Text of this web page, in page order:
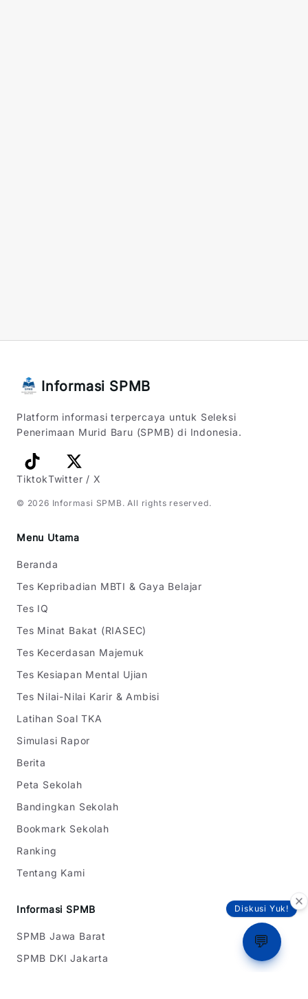
Diskusi Yuk!
💬
Informasi SPMB
Platform informasi terpercaya untuk Seleksi
Penerimaan Murid Baru (SPMB) di Indonesia.
TiktokTwitter / X
© 2026 Informasi SPMB . All rights reserved.
Menu Utama
Beranda
Tes Kepribadian MBTI & Gaya Belajar
Tes IQ
Tes Minat Bakat (RIASEC)
Tes Kecerdasan Majemuk
Tes Kesiapan Mental Ujian
Tes Nilai-Nilai Karir & Ambisi
Latihan Soal TKA
Simulasi Rapor
Berita
Peta Sekolah
Bandingkan Sekolah
Bookmark Sekolah
Ranking
Tentang Kami
Informasi SPMB
SPMB Jawa Barat
SPMB DKI Jakarta